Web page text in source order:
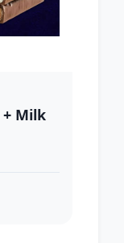
+ Milk